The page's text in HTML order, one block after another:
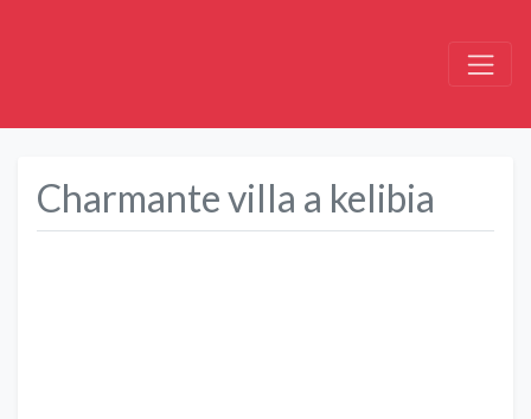
Charmante villa a kelibia